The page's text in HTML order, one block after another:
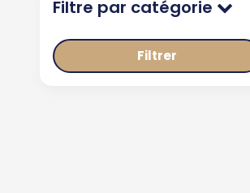
Filtre par catégorie
Filtrer